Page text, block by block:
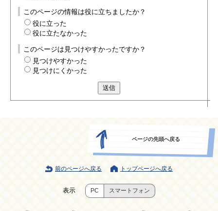
このページの情報は役に立ちましたか？
役に立った
役に立たなかった
このページは見つけやすかったですか？
見つけやすかった
見つけにくかった
送信
ページの先頭へ戻る
前のページへ戻る トップページへ戻る
表示 PC スマートフォン